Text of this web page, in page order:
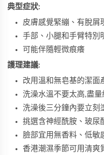
典型症狀:
皮膚感覺緊繃、有脫屑
手部、小腿和手臂特別
可能伴隨輕微痕癢
護理建議:
改用溫和無皂基的潔面
洗澡水溫不要太高,盡量
洗澡後三分鐘內要立刻
挑選含神經酰胺、玻尿
臉部宜用無香料、低敏
香港潮濕季節可用清爽